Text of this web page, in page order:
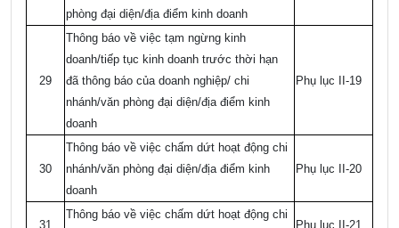
phòng đại diện/địa điểm kinh doanh
29
Thông báo về việc tạm ngừng kinh
doanh/tiếp tục kinh doanh trước thời hạn
đã thông báo của doanh nghiệp/ chi
nhánh/văn phòng đại diện/địa điểm kinh
doanh
Phụ lục II-19
30
Thông báo về việc chấm dứt hoạt động chi
nhánh/văn phòng đại diện/địa điểm kinh
doanh
Phụ lục II-20
31
Thông báo về việc chấm dứt hoạt động chi
Phụ lục II-21